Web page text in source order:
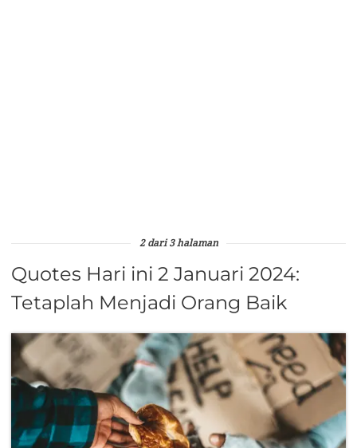
2 dari 3 halaman
Quotes Hari ini 2 Januari 2024:
Tetaplah Menjadi Orang Baik